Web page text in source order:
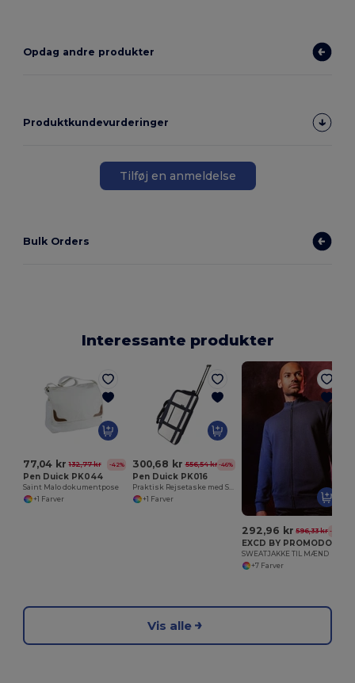
Opdag andre produkter
Produktkundevurderinger
Tilføj en anmeldelse
Bulk Orders
Interessante produkter
77,04 kr 132,77 kr -42%
Pen Duick PK044
Saint Malo dokumentpose
+1 Farver
300,68 kr 556,54 kr -46%
Pen Duick PK016
Praktisk Rejsetaske med Skorum og Justerbar Rem
+1 Farver
292,96 kr 596,33 kr -51%
EXCD BY PROMODORO EX5270
SWEATJAKKE TIL MÆND
+7 Farver
Vis alle